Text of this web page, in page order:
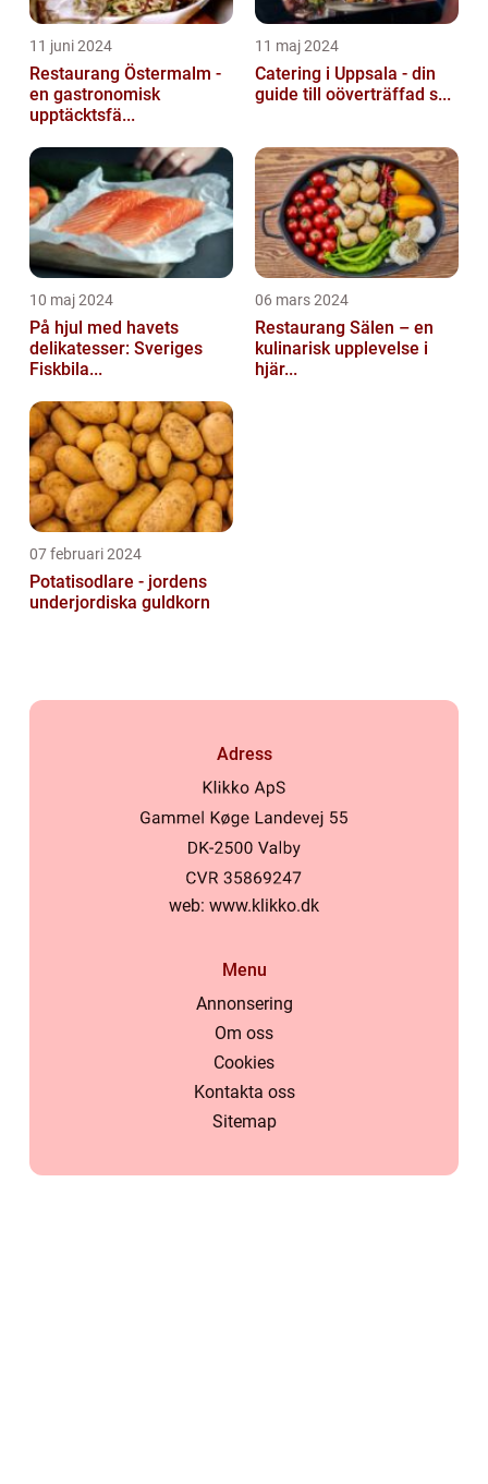
11 juni 2024
Restaurang Östermalm -
en gastronomisk
upptäcktsfä...
11 maj 2024
Catering i Uppsala - din
guide till oöverträffad s...
10 maj 2024
På hjul med havets
delikatesser: Sveriges
Fiskbila...
06 mars 2024
Restaurang Sälen – en
kulinarisk upplevelse i
hjär...
07 februari 2024
Potatisodlare - jordens
underjordiska guldkorn
Adress
web: www.klikko.dk
Menu
Annonsering
Om oss
Cookies
Kontakta oss
Sitemap